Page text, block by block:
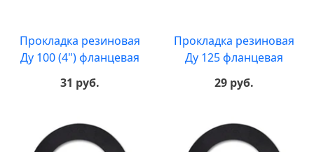
Прокладка резиновая
Ду 100 (4") фланцевая
31 руб.
Прокладка резиновая
Ду 125 фланцевая
29 руб.